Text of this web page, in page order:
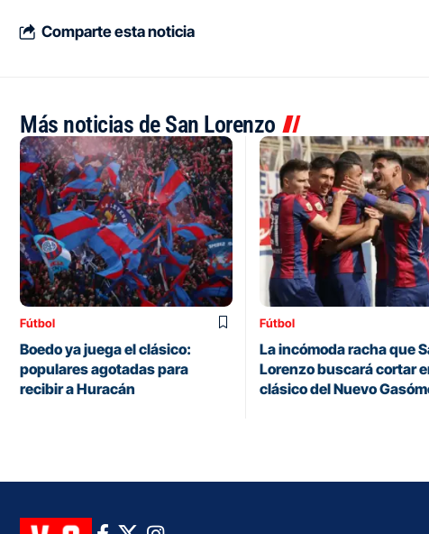
Comparte esta noticia
Más noticias de San Lorenzo
Fútbol
Boedo ya juega el clásico:
populares agotadas para
recibir a Huracán
Fútbol
La incómoda racha que
Lorenzo buscará cortar
clásico del Nuevo